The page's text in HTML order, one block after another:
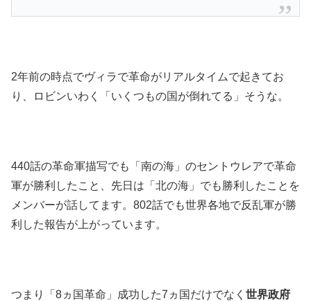
2年前の時点でヴィラで革命がリアルタイムで起きてお
り、ロビンいわく「いくつもの国が倒れてる」そうな。
440話の革命軍描写でも「南の海」のセントウレアで革命
軍が勝利したこと、先日は「北の海」でも勝利したことを
メンバーが話してます。802話でも世界各地で反乱軍が勝
利した報告が上がっています。
つまり「8ヵ国革命」成功した7ヵ国だけでなく 世界政府